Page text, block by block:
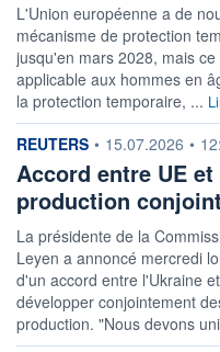
L'Union européenne a de
mécanisme de protection
jusqu'en mars 2028, mais
applicable aux hommes en
la protection temporaire, ...
information fournie par
REUTERS • 15.07.2026 •
Accord entre UE
production
La présidente de la
Leyen a annoncé mercredi
d'un accord entre l'Ukraine
développer conjointement
production. "Nous devons